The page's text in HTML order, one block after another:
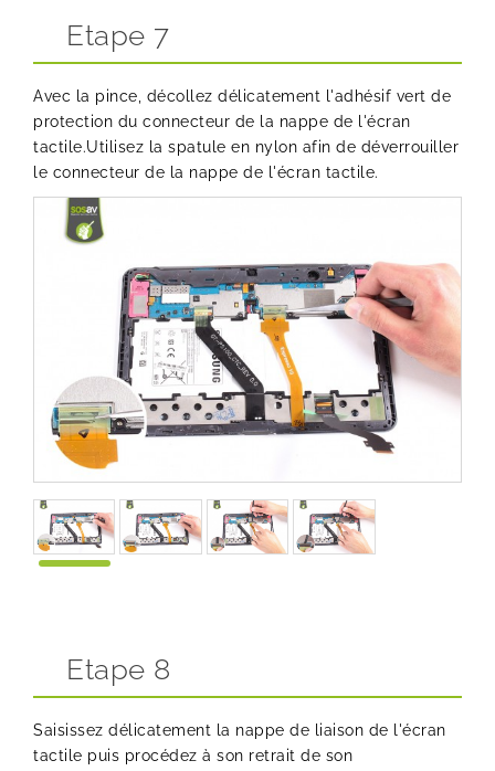
Etape 7
Avec la pince, décollez délicatement l'adhésif vert de
protection du connecteur de la nappe de l'écran
tactile.Utilisez la spatule en nylon afin de déverrouiller
le connecteur de la nappe de l'écran tactile.
Etape 8
Saisissez délicatement la nappe de liaison de l'écran
tactile puis procédez à son retrait de son